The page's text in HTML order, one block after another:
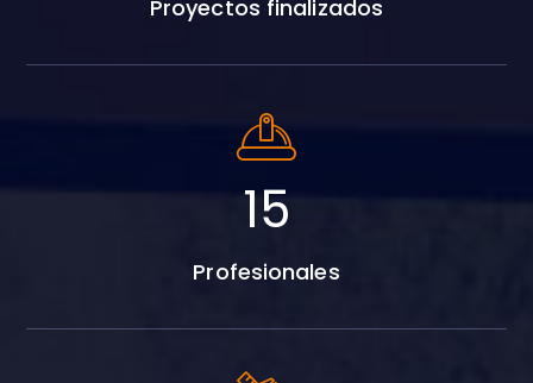
Proyectos finalizados
20
Profesionales